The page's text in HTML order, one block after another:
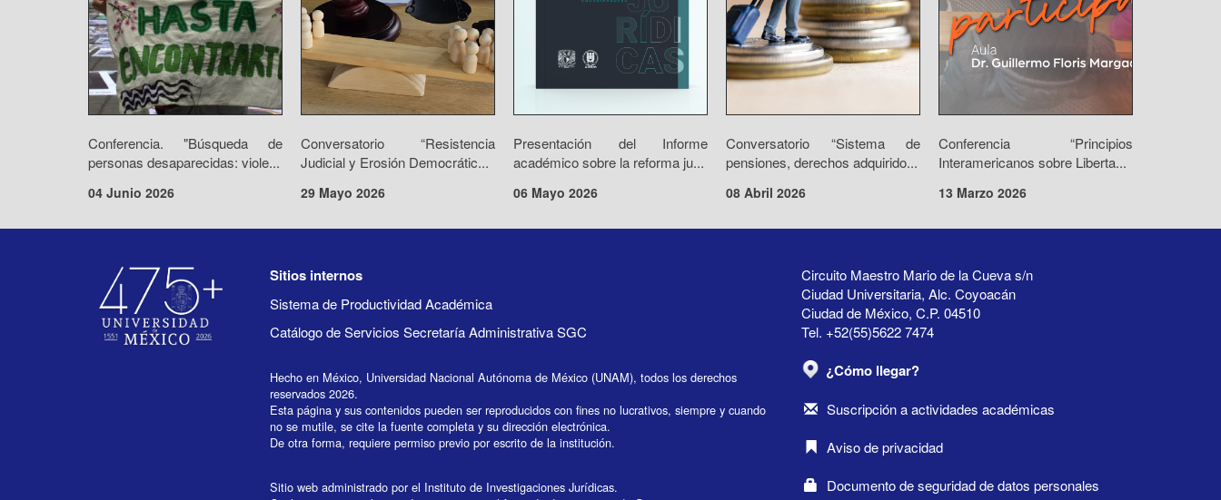
Conferencia. "Búsqueda de
personas desaparecidas: viole...
04 Junio 2026
Conversatorio “Resistencia
Judicial y Erosión Democrátic...
29 Mayo 2026
Presentación del Informe
académico sobre la reforma ju...
06 Mayo 2026
Conversatorio “Sistema de
pensiones, derechos adquirido...
08 Abril 2026
Conferencia “Principios
Interamericanos sobre Liberta...
13 Marzo 2026
Circuito Maestro Mario de la Cueva s/n
Ciudad Universitaria, Alc. Coyoacán
Ciudad de México, C.P. 04510
Tel. +52(55)5622 7474
¿Cómo llegar?
Suscripción a actividades académicas
Aviso de privacidad
Documento de seguridad de datos personales
Sitios internos
Sistema de Productividad Académica
Catálogo de Servicios Secretaría Administrativa SGC
Hecho en México, Universidad Nacional Autónoma de México (UNAM), todos los derechos
reservados 2026.
Esta página y sus contenidos pueden ser reproducidos con fines no lucrativos, siempre y cuando
no se mutile, se cite la fuente completa y su dirección electrónica.
De otra forma, requiere permiso previo por escrito de la institución.
Sitio web administrado por el Instituto de Investigaciones Jurídicas.